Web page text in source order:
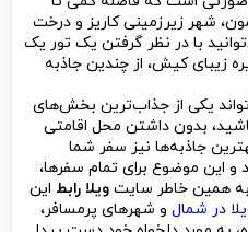
شهر زیرزمینی کاریز و درخت
با در نظر گرفتن یک تور یک
زیبای کیش، از چندین جاذبه
یکی از جذاب‌ترین بخش‌های
بدون داشتن محل اقامتی
جاذبه‌ها نیز سفر شما
این موضوع برای تمام سفرها،
همین خاطر سایت ویلا رابط این
در شمال و شهرهای پرمسافر،